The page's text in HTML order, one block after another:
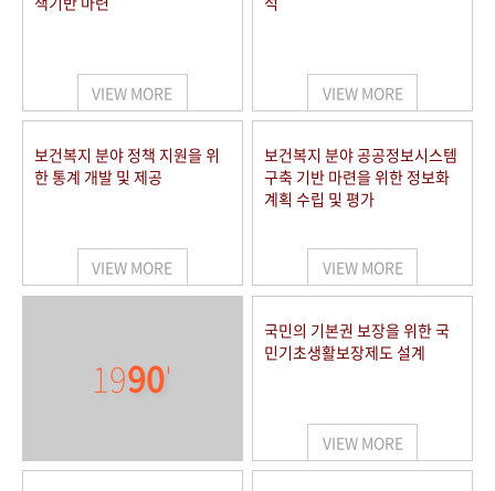
VIEW MORE VIEW MORE
보건복지 분야 정책 지원을 위
한 통계 개발 및 제공
VIEW MORE
보건복지 분야 공공정보시스템
구축 기반 마련을 위한 정보화
계획 수립 및 평가
VIEW MORE
1990'
국민의 기본권 보장을 위한 국
민기초생활보장제도 설계
VIEW MORE